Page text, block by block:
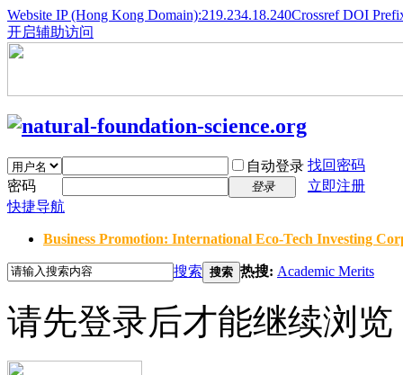
Website IP (Hong Kong Domain):219.234.18.240Crossref DOI
开启辅助访问
自动登录 找回密码
密码
登录
立即注册
快捷导航
Business Promotion: International Eco-Tech Investing
搜索 搜索 热搜: Academic Merits
请先登录后才能继续浏览